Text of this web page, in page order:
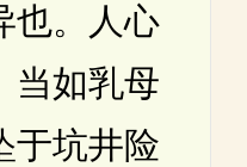
也。人心
当如乳母
于坑井险